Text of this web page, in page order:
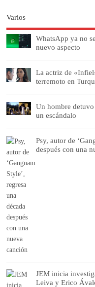
Varios
WhatsApp ya no
nuevo aspecto
La actriz de
terremoto en
Un hombre
un escándalo
Psy, autor de
después con una
JEM inicia
Leiva y Erico